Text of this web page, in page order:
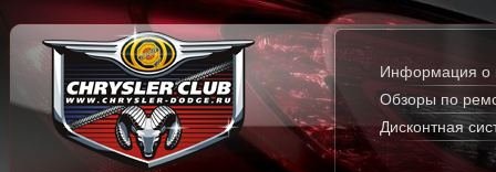
Информация о
Обзоры по
Дисконтная